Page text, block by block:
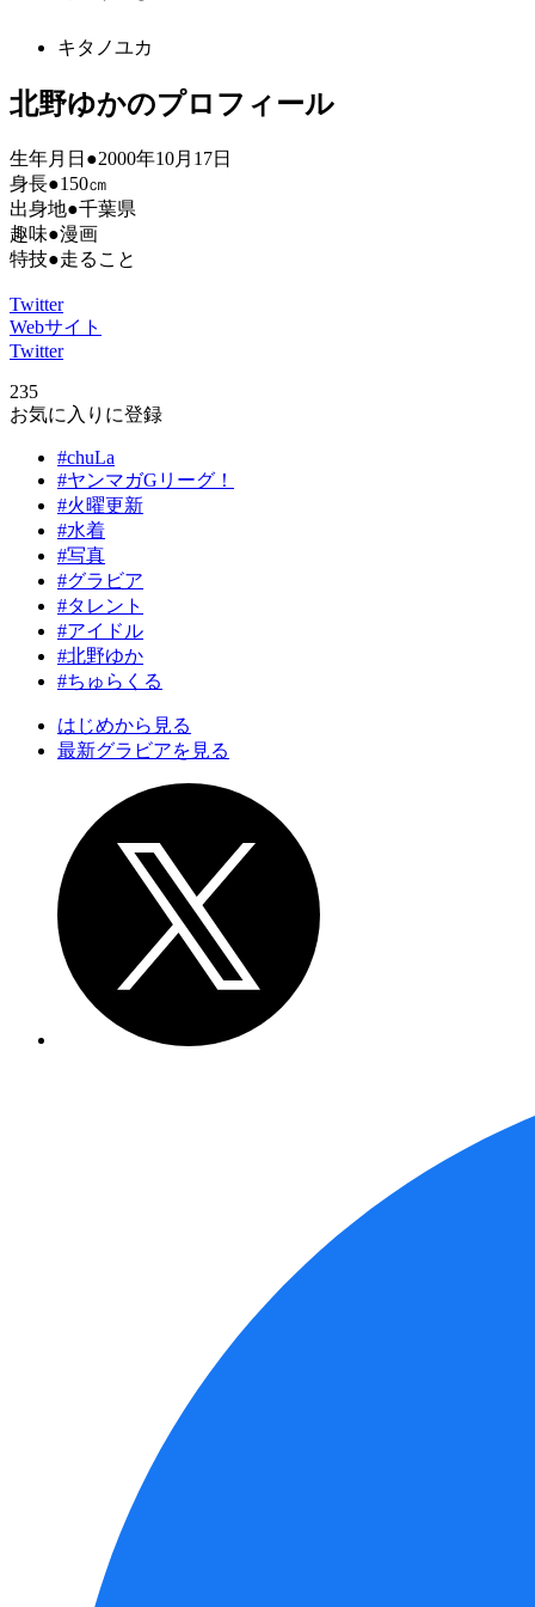
キタノユカ
北野ゆかのプロフィール
生年月日●2000年10月17日
身長●150㎝
出身地●千葉県
趣味●漫画
特技●走ること
Twitter
Webサイト
Twitter
235
お気に入りに登録
#chuLa
#ヤンマガGリーグ！
#火曜更新
#水着
#写真
#グラビア
#タレント
#アイドル
#北野ゆか
#ちゅらくる
はじめから見る
最新グラビアを見る